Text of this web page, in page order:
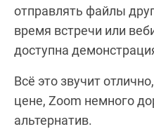
отправлять файлы
время встречи или
доступна
Всё это звучит
цене, Zoom немного
альтернатив.